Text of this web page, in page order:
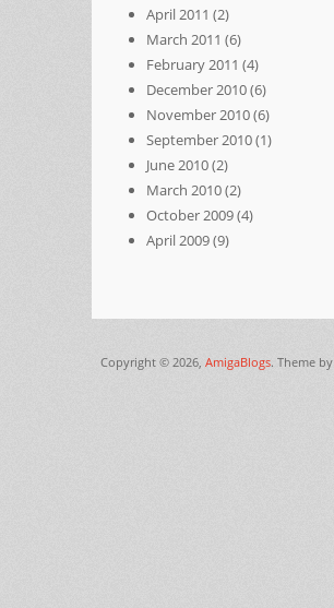
April 2011 (2)
March 2011 (6)
February 2011 (4)
December 2010(6)
November 2010(6)
September 2010(1)
June 2010(2)
March 2010(2)
October 2009(4)
April 2009(9)
Copyright © 2026, AmigaBlogs. Theme by